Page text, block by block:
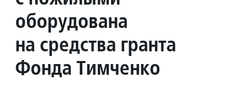
оборудована
на средства гранта
Фонда Тимченко